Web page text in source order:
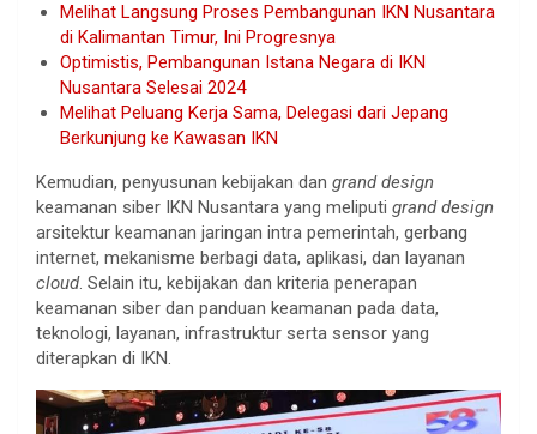
Melihat Langsung Proses Pembangunan IKN Nusantara
di Kalimantan Timur, Ini Progresnya
Optimistis, Pembangunan Istana Negara di IKN
Nusantara Selesai 2024
Melihat Peluang Kerja Sama, Delegasi dari Jepang
Berkunjung ke Kawasan IKN
Kemudian, penyusunan kebijakan dan grand design
keamanan siber IKN Nusantara yang meliputi grand design
arsitektur keamanan jaringan intra pemerintah, gerbang
internet, mekanisme berbagi data, aplikasi, dan layanan
cloud. Selain itu, kebijakan dan kriteria penerapan
keamanan siber dan panduan keamanan pada data,
teknologi, layanan, infrastruktur serta sensor yang
diterapkan di IKN.